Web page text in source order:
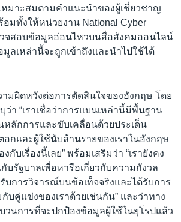
มาะสมตามคำแนะนำของผู้เชี่ยวชาญ
มทั้งให้หน่วยงาน National Cyber
วจสอบข้อมูลอ่อนไหวบนสื่อสังคมออนไลน์
มูลเหล่านี้จะถูกเข้าถึงและนำไปใช้ได้
มผิดหวังต่อการตัดสินใจของอังกฤษ โดย
า “เราเชื่อว่าการแบนเหล่านี้มีพื้นฐาน
หลักการและขับเคลื่อนด้วยประเด็น
กและผู้ใช้นับล้านรายของเราในอังกฤษ
กับเรื่องนี้เลย” พร้อมเสริมว่า “เรายังคง
บรัฐบาลเพื่อหารือเกี่ยวกับความกังวล
รับการวิจารณ์บนข้อเท็จจริงและได้รับการ
บคู่แข่งของเราด้วยเช่นกัน” และว่าทาง
วนการที่จะปกป้องข้อมูลผู้ใช้ในยุโรปแล้ว